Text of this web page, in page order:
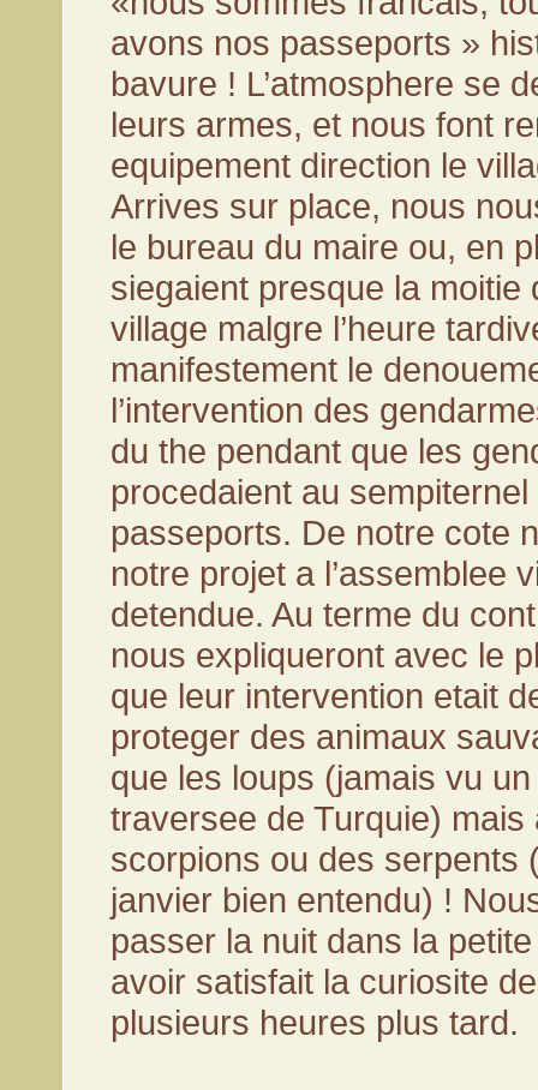
avons nos passeports »
bavure ! L’atmosphere se
leurs armes, et nous font
equipement direction le
Arrives sur place, nous
le bureau du maire ou, en
siegaient presque la moitie
village malgre l’heure
manifestement le
l’intervention des
du the pendant que les
procedaient au
passeports. De notre cote
notre projet a l’assemblee
detendue. Au terme du
nous expliqueront avec le
que leur intervention etait
proteger des animaux
que les loups (jamais vu
traversee de Turquie) mais
scorpions ou des serpents
janvier bien entendu) !
passer la nuit dans la
avoir satisfait la curiosite
plusieurs heures plus tard.